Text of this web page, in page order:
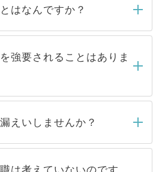
し、その後メールもしくは
営業日以内にはご連絡をせて
で、しばらくお待ちくださ
はなんですか？
で取り扱っている求人の
Webサイトからご覧いただ
求人」です。非公開求人は
って、一般には公開してい
けるため 人気のある医療機
まうと、応募が殺到する場
強要されることはありま
要することは一切ありませ
応募先から内定をいただい
要はありません。内定先へ
キャリアパートナーが行い
えいしませんか？
いすることはありませんの
さい。当サイトからの登録